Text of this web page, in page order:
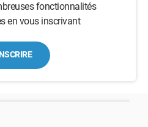
fonctionnalités
en vous inscrivant